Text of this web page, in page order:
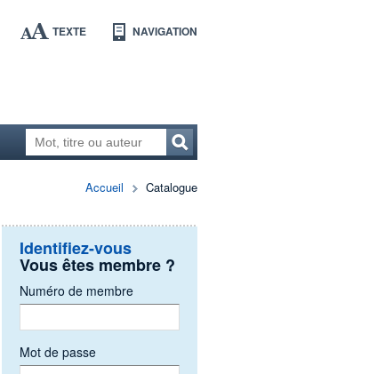
TEXTE NAVIGATION
Accueil Catalogue
Identifiez-vous
Vous êtes membre ?
Numéro de membre
Mot de passe